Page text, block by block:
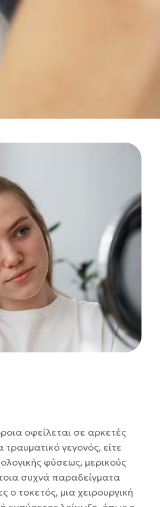
οφείλεται σε αρκετές
γεγονός, είτε
φύσεως, μερικούς
συχνά παραδείγματα
ο τοκετός, μια χειρουργική